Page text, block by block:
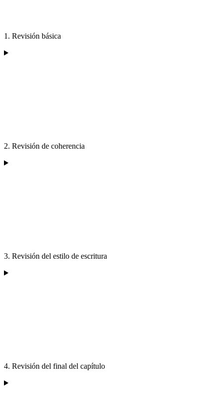
1. Revisión básica
2. Revisión de coherencia
3. Revisión del estilo de escritura
4. Revisión del final del capítulo